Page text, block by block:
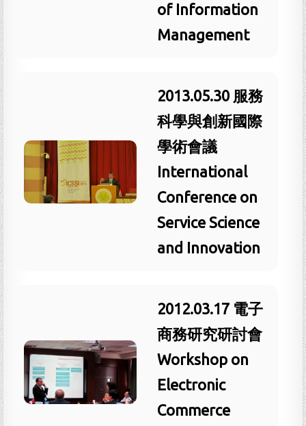
of Information
Management
2013.05.30 服務
科學與創新國際
學術會議
International
Conference on
Service Science
and Innovation
2012.03.17 電子
商務研究研討會
Workshop on
Electronic
Commerce